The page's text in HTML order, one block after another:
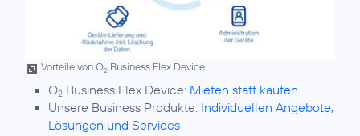
Vorteile von O2 Business Flex Device
O2 Business Flex Device: Mieten statt kaufen
Unsere Business Produkte: Individuellen Angebote,
Lösungen und Services